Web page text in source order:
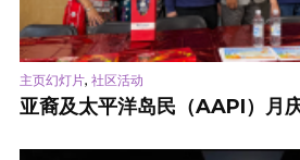
主页幻灯片, 社区活动
亚裔及太平洋岛民（AAPI）月